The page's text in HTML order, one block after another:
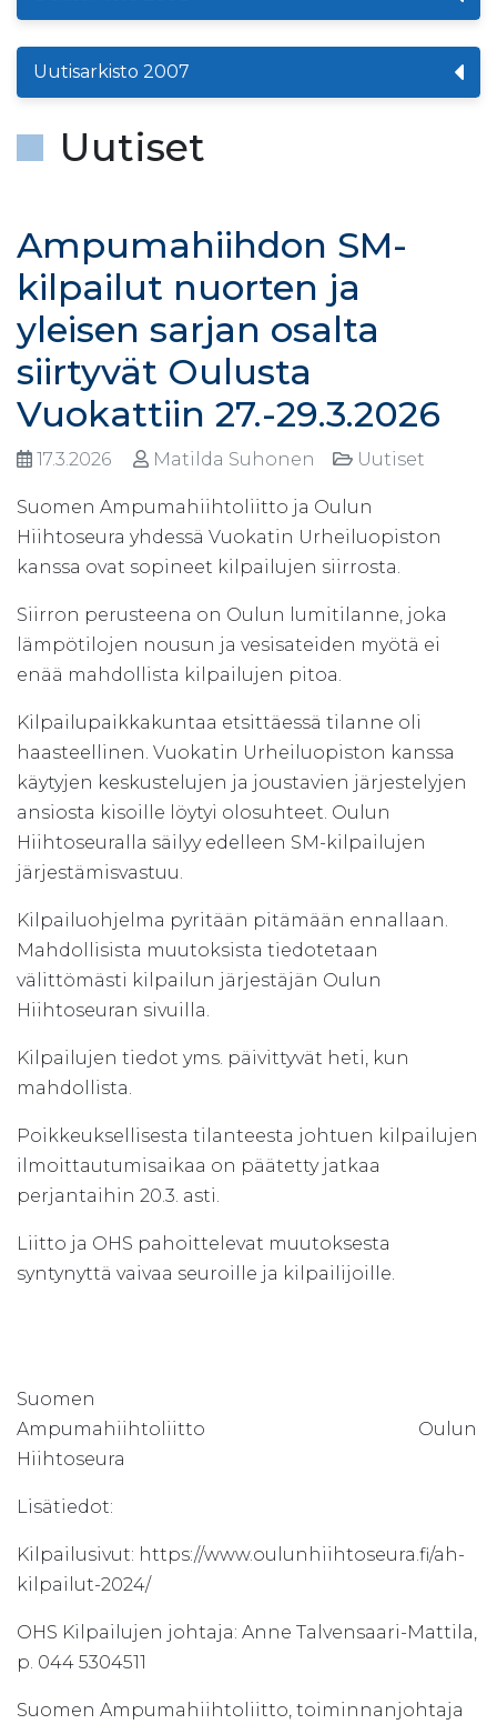
Uutisarkisto 2007
Uutiset
Ampumahiihdon SM-
kilpailut nuorten ja
yleisen sarjan osalta
siirtyvät Oulusta
Vuokattiin 27.-29.3.2026
17.3.2026 Matilda Suhonen Uutiset
Suomen Ampumahiihtoliitto ja Oulun
Hiihtoseura yhdessä Vuokatin Urheiluopiston
kanssa ovat sopineet kilpailujen siirrosta.
Siirron perusteena on Oulun lumitilanne, joka
lämpötilojen nousun ja vesisateiden myötä ei
enää mahdollista kilpailujen pitoa.
Kilpailupaikkakuntaa etsittäessä tilanne oli
haasteellinen. Vuokatin Urheiluopiston kanssa
käytyjen keskustelujen ja joustavien järjestelyjen
ansiosta kisoille löytyi olosuhteet. Oulun
Hiihtoseuralla säilyy edelleen SM-kilpailujen
järjestämisvastuu.
Kilpailuohjelma pyritään pitämään ennallaan.
Mahdollisista muutoksista tiedotetaan
välittömästi kilpailun järjestäjän Oulun
Hiihtoseuran sivuilla.
Kilpailujen tiedot yms. päivittyvät heti, kun
mahdollista.
Poikkeuksellisesta tilanteesta johtuen kilpailujen
ilmoittautumisaikaa on päätetty jatkaa
perjantaihin 20.3. asti.
Liitto ja OHS pahoittelevat muutoksesta
syntynyttä vaivaa seuroille ja kilpailijoille.
Suomen
Ampumahiihtoliitto Oulun
Hiihtoseura
Lisätiedot:
Kilpailusivut: https://www.oulunhiihtoseura.fi/ah-
kilpailut-2024/
OHS Kilpailujen johtaja: Anne Talvensaari-Mattila,
p. 044 5304511
Suomen Ampumahiihtoliitto, toiminnanjohtaja